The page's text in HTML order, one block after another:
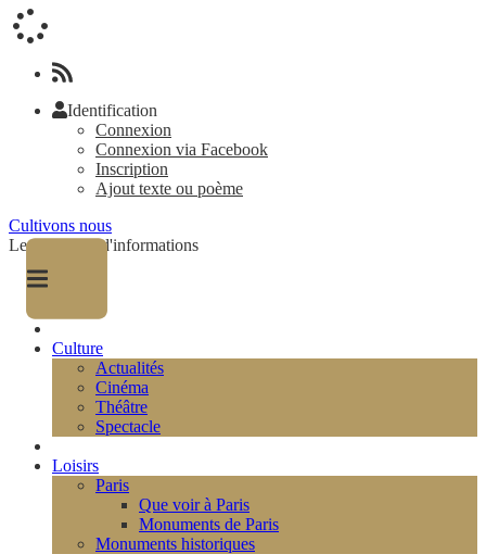
Identification
Connexion
Connexion via Facebook
Inscription
Ajout texte ou poème
Cultivons nous
Le magazine d'informations
Culture
Actualités
Cinéma
Théâtre
Spectacle
Loisirs
Paris
Que voir à Paris
Monuments de Paris
Monuments historiques